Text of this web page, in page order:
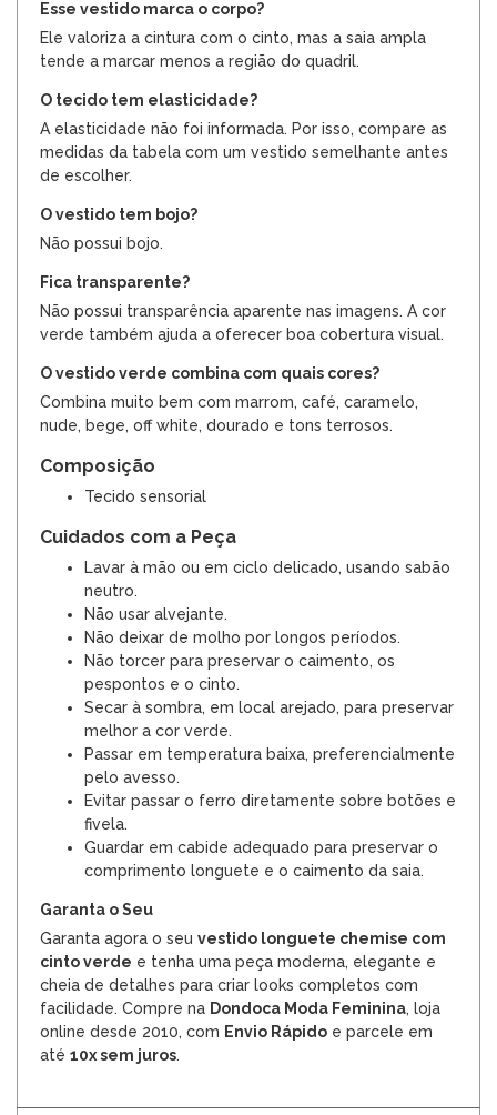
Esse vestido marca o corpo?
Ele valoriza a cintura com o cinto, mas a saia ampla
tende a marcar menos a região do quadril.
O tecido tem elasticidade?
A elasticidade não foi informada. Por isso, compare as
medidas da tabela com um vestido semelhante antes
de escolher.
O vestido tem bojo?
Não possui bojo.
Fica transparente?
Não possui transparência aparente nas imagens. A cor
verde também ajuda a oferecer boa cobertura visual.
O vestido verde combina com quais cores?
Combina muito bem com marrom, café, caramelo,
nude, bege, off white, dourado e tons terrosos.
Composição
Tecido sensorial
Cuidados com a Peça
Lavar à mão ou em ciclo delicado, usando sabão
neutro.
Não usar alvejante.
Não deixar de molho por longos períodos.
Não torcer para preservar o caimento, os
pespontos e o cinto.
Secar à sombra, em local arejado, para preservar
melhor a cor verde.
Passar em temperatura baixa, preferencialmente
pelo avesso.
Evitar passar o ferro diretamente sobre botões e
fivela.
Guardar em cabide adequado para preservar o
comprimento longuete e o caimento da saia.
Garanta o Seu
Garanta agora o seu vestido longuete chemise com
cinto verde e tenha uma peça moderna, elegante e
cheia de detalhes para criar looks completos com
facilidade. Compre na Dondoca Moda Feminina, loja
online desde 2010, com Envio Rápido e parcele em
até 10x sem juros.